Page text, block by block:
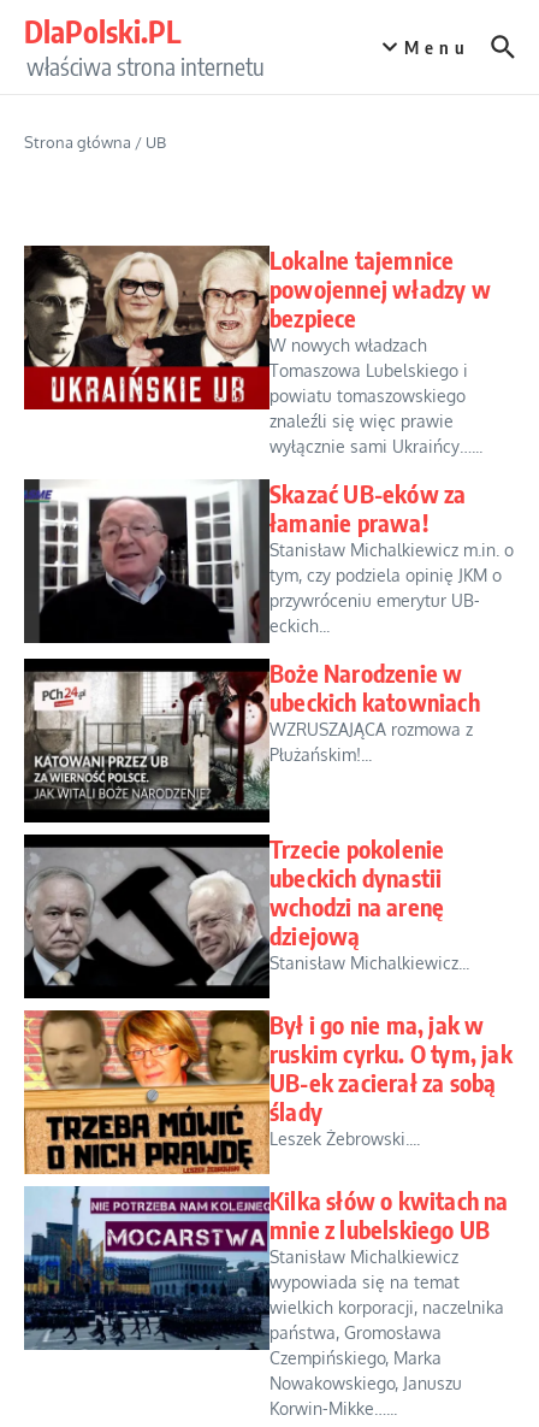
DlaPolski.PL
właściwa strona internetu
Menu
Strona główna / UB
Lokalne tajemnice
powojennej władzy w
bezpiece
W nowych władzach
Tomaszowa Lubelskiego i
powiatu tomaszowskiego
znaleźli się więc prawie
wyłącznie sami Ukraińcy…...
Skazać UB-eków za
łamanie prawa!
Stanisław Michalkiewicz m.in. o
tym, czy podziela opinię JKM o
przywróceniu emerytur UB-
eckich...
Boże Narodzenie w
ubeckich katowniach
WZRUSZAJĄCA rozmowa z
Płużańskim!...
Trzecie pokolenie
ubeckich dynastii
wchodzi na arenę
dziejową
Stanisław Michalkiewicz...
Był i go nie ma, jak w
ruskim cyrku. O tym, jak
UB-ek zacierał za sobą
ślady
Leszek Żebrowski....
Kilka słów o kwitach na
mnie z lubelskiego UB
Stanisław Michalkiewicz
wypowiada się na temat
wielkich korporacji, naczelnika
państwa, Gromosława
Czempińskiego, Marka
Nowakowskiego, Januszu
Korwin-Mikke…...